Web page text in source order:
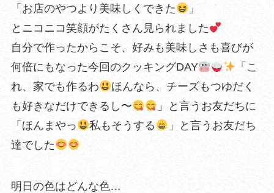
「お店のやつより美味しくできた
」
とニコニコ笑顔がたくさん見られました
自分で作ったからこそ、好みも美味しさも喜びが
何倍にもなった今回のクッキングDAY
「こ
れ、家でも作るわ
ほんなら、チーズもつゆだく
も好きなだけできるし〜
」と言うお友だちに
「ほんまやっ
私もそうする
」と言うお友だち
達でした
明日の色はどんな色…